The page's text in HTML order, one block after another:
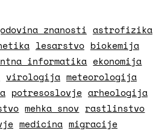
znanosti astrofizika
lesarstvo biokemija
informatika ekonomija
virologija meteorologija
potresoslovje arheologija
mehka snov rastlinstvo
medicina migracije